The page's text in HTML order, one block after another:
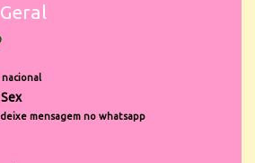
nacional
mensagem no whatsapp